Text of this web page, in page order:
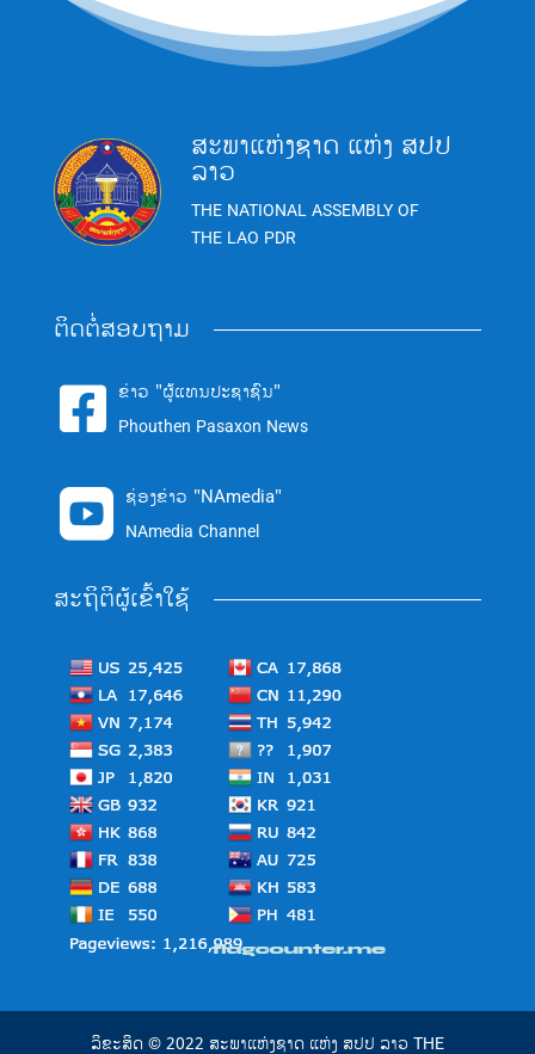
ສະພາແຫ່ງຊາດ ແຫ່ງ ສປປ
ລາວ
THE NATIONAL ASSEMBLY OF
THE LAO PDR
ຕິດຕໍ່ສອບຖາມ
 ຂ່າວ "ຜູ້ແທນປະຊາຊົນ"
Phouthen Pasaxon News
 ຊ່ອງຂ່າວ "NAmedia"
NAmedia Channel
ສະຖິຕິຜູ້ເຂົ້າໃຊ້
ລິຂະສິດ © 2022 ສະພາແຫ່ງຊາດ ແຫ່ງ ສປປ ລາວ THE